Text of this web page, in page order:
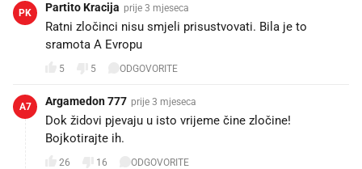
PK Partito Kracija prije 3 mjeseca
Ratni zločinci nisu smjeli prisustvovati. Bila je to
sramota A Evropu
5 5 ODGOVORITE
A7 Argamedon 777 prije 3 mjeseca
Dok židovi pjevaju u isto vrijeme čine zločine!
Bojkotirajte ih.
26 16 ODGOVORITE